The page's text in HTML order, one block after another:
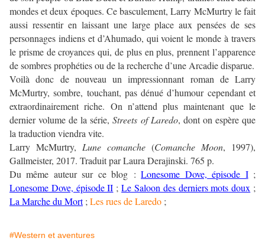
mondes et deux époques. Ce basculement, Larry McMurtry le fait
aussi ressentir en laissant une large place aux pensées de ses
personnages indiens et d’Ahumado, qui voient le monde à travers
le prisme de croyances qui, de plus en plus, prennent l’apparence
de sombres prophéties ou de la recherche d’une Arcadie disparue.
Voilà donc de nouveau un impressionnant roman de Larry
McMurtry, sombre, touchant, pas dénué d’humour cependant et
extraordinairement riche. On n’attend plus maintenant que le
dernier volume de la série,Streets of Laredo, dont on espère que
la traduction viendra vite.
Larry McMurtry, Lune comanche (Comanche Moon, 1997),
Gallmeister, 2017. Traduit par Laura Derajinski. 765 p.
Du même auteur sur ce blog :Lonesome Dove, épisode I;
Lonesome Dove, épisode II ;Le Saloon des derniers mots doux ;
La Marche du Mort; Les rues de Laredo ;
#Western et aventures